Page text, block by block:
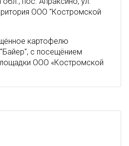
ООО "Костромской
картофелю
с посещёнием
ООО «Костромской